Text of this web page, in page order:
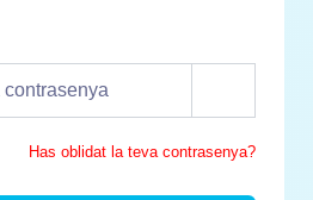
Has oblidat la teva contrasenya?